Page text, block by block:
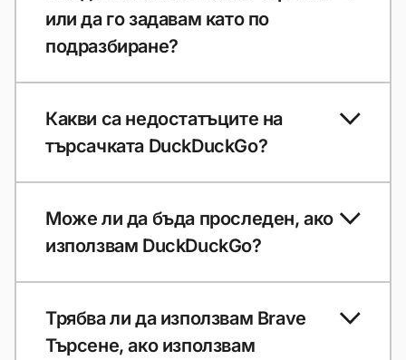
или да го задавам като по
подразбиране?
Какви са недостатъците на
търсачката DuckDuckGo?
Може ли да бъда проследен, ако
използвам DuckDuckGo?
Трябва ли да използвам Brave
Търсене, ако използвам